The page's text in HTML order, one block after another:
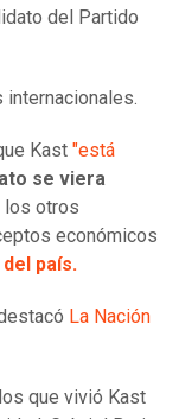
del Partido
Kast "está
se viera
los otros
económicos
país.
La Nación
que vivió Kast